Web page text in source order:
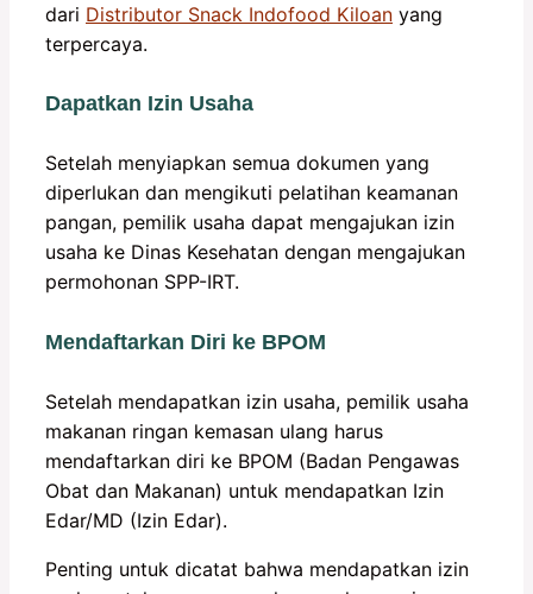
dari Distributor Snack Indofood Kiloan yang
terpercaya.
Dapatkan Izin Usaha
Setelah menyiapkan semua dokumen yang
diperlukan dan mengikuti pelatihan keamanan
pangan, pemilik usaha dapat mengajukan izin
usaha ke Dinas Kesehatan dengan mengajukan
permohonan SPP-IRT.
Mendaftarkan Diri ke BPOM
Setelah mendapatkan izin usaha, pemilik usaha
makanan ringan kemasan ulang harus
mendaftarkan diri ke BPOM (Badan Pengawas
Obat dan Makanan) untuk mendapatkan Izin
Edar/MD (Izin Edar).
Penting untuk dicatat bahwa mendapatkan izin